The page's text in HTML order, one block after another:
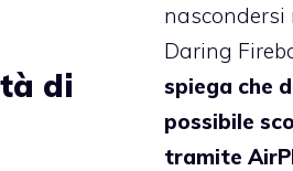
nascondersi
Daring
spiega che
possibile
tramite
di